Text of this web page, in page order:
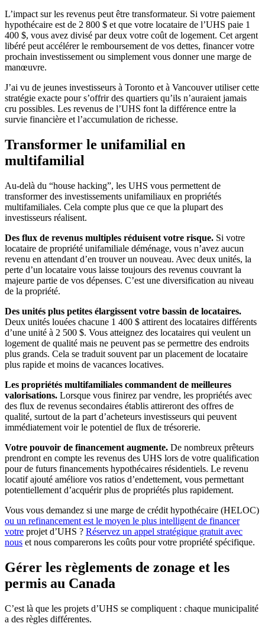
L’impact sur les revenus peut être transformateur. Si votre paiement
hypothécaire est de 2 800 $ et que votre locataire de l’UHS paie 1
400 $, vous avez divisé par deux votre coût de logement. Cet argent
libéré peut accélérer le remboursement de vos dettes, financer votre
prochain investissement ou simplement vous donner une marge de
manœuvre.
J’ai vu de jeunes investisseurs à Toronto et à Vancouver utiliser cette
stratégie exacte pour s’offrir des quartiers qu’ils n’auraient jamais
cru possibles. Les revenus de l’UHS font la différence entre la
survie financière et l’accumulation de richesse.
Transformer le unifamilial en
multifamilial
Au-delà du “house hacking”, les UHS vous permettent de
transformer des investissements unifamiliaux en propriétés
multifamiliales. Cela compte plus que ce que la plupart des
investisseurs réalisent.
Des flux de revenus multiples réduisent votre risque. Si votre
locataire de propriété unifamiliale déménage, vous n’avez aucun
revenu en attendant d’en trouver un nouveau. Avec deux unités, la
perte d’un locataire vous laisse toujours des revenus couvrant la
majeure partie de vos dépenses. C’est une diversification au niveau
de la propriété.
Des unités plus petites élargissent votre bassin de locataires.
Deux unités louées chacune 1 400 $ attirent des locataires différents
d’une unité à 2 500 $. Vous atteignez des locataires qui veulent un
logement de qualité mais ne peuvent pas se permettre des endroits
plus grands. Cela se traduit souvent par un placement de locataire
plus rapide et moins de vacances locatives.
Les propriétés multifamiliales commandent de meilleures
valorisations. Lorsque vous finirez par vendre, les propriétés avec
des flux de revenus secondaires établis attireront des offres de
qualité, surtout de la part d’acheteurs investisseurs qui peuvent
immédiatement voir le potentiel de flux de trésorerie.
Votre pouvoir de financement augmente. De nombreux prêteurs
prendront en compte les revenus des UHS lors de votre qualification
pour de futurs financements hypothécaires résidentiels. Le revenu
locatif ajouté améliore vos ratios d’endettement, vous permettant
potentiellement d’acquérir plus de propriétés plus rapidement.
Vous vous demandez si une marge de crédit hypothécaire (HELOC)
ou un refinancement est le moyen le plus intelligent de financer
votre projet d’UHS ? Réservez un appel stratégique gratuit avec
nous et nous comparerons les coûts pour votre propriété spécifique.
Gérer les règlements de zonage et les
permis au Canada
C’est là que les projets d’UHS se compliquent : chaque municipalité
a des règles différentes.